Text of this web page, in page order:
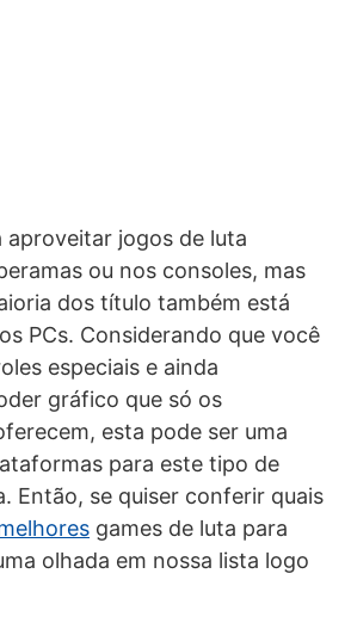
aproveitar jogos de luta
ou nos consoles, mas
dos título também está
PCs. Considerando que você
especiais e ainda
gráfico que só os
esta pode ser uma
para este tipo de
Então, se quiser conferir quais
games de luta para
olhada em nossa lista logo